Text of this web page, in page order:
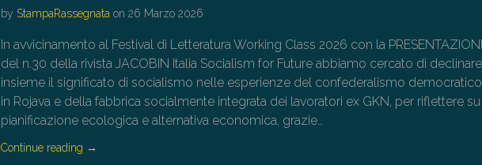
by StampaRassegnata on26 Marzo 2026
In avvicinamento al Festival di Letteratura Working Class 2026 con la
del n.30 della rivista JACOBIN Italia Socialism for Future abbiamo cercato di declinare
insieme il significato di socialismo nelle esperienze del confederalismo democratico
in Rojava e della fabbrica socialmente integrata dei lavoratori ex GKN, per riflettere su
pianificazione ecologica e alternativa economica, grazie…
Continue reading →